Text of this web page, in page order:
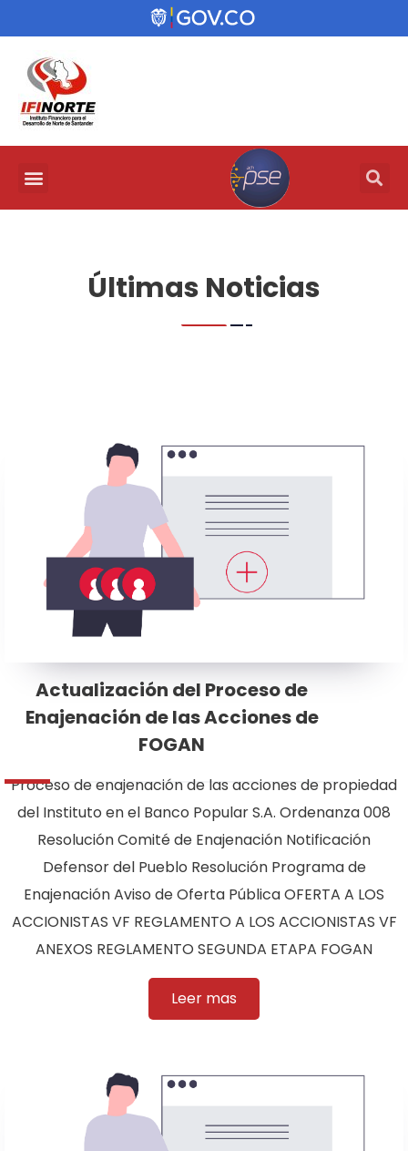
Últimas Noticias
Actualización del Proceso de
Enajenación de las Acciones de
FOGAN
Proceso de enajenación de las acciones de propiedad
del Instituto en el Banco Popular S.A. Ordenanza 008
Resolución Comité de Enajenación Notificación
Defensor del Pueblo Resolución Programa de
Enajenación Aviso de Oferta Pública OFERTA A LOS
ACCIONISTAS VF REGLAMENTO A LOS ACCIONISTAS VF
ANEXOS REGLAMENTO SEGUNDA ETAPA FOGAN
Leer mas